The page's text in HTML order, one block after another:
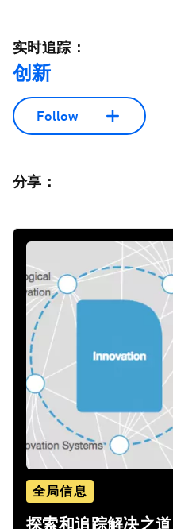
实时追踪：
创新
Follow
分享：
全局信息
探索和追踪解决之道